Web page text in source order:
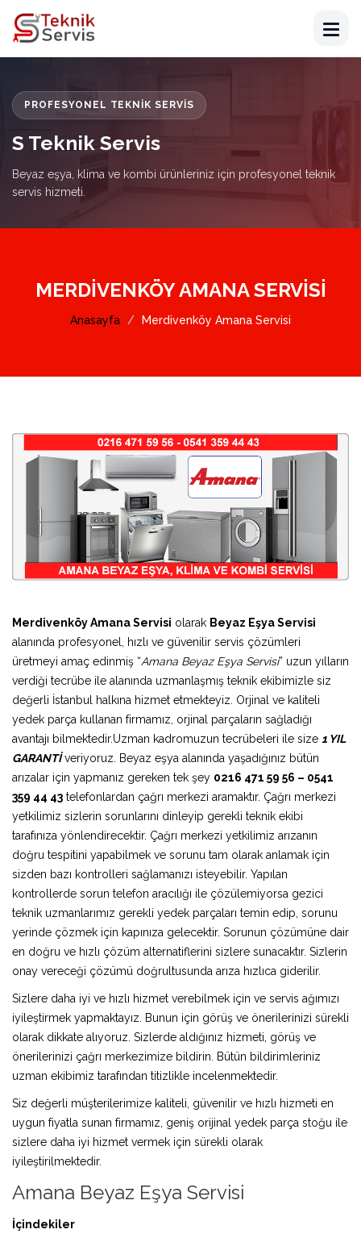
PROFESYONEL TEKNIK SERVIS
S Teknik Servis
Beyaz eşya, klima ve kombi ürünleriniz için profesyonel teknik
servis hizmeti.
MERDIVENKÖY AMANA SERVISI
Anasayfa Merdivenköy Amana Servisi
Merdivenköy Amana Servisi olarak Beyaz Eşya Servisi
alanında profesyonel, hızlı ve güvenilir servis çözümleri
üretmeyi amaç edinmiş “Amana Beyaz Eşya Servisi” uzun yılların
verdiği tecrübe ile alanında uzmanlaşmış teknik ekibimizle siz
değerli İstanbul halkına hizmet etmekteyiz. Orjinal ve kaliteli
yedek parça kullanan firmamız, orjinal parçaların sağladığı
avantajı bilmektedir.Uzman kadromuzun tecrübeleri ile size 1 YIL
GARANTİveriyoruz. Beyaz eşya alanında yaşadığınız bütün
arızalar için yapmanız gereken tek şey 0216 471 59 56 – 0541
359 44 43 telefonlardan çağrı merkezi aramaktır. Çağrı merkezi
yetkilimiz sizlerin sorunlarını dinleyip gerekli teknik ekibi
tarafınıza yönlendirecektir. Çağrı merkezi yetkilimiz arızanın
doğru tespitini yapabilmek ve sorunu tam olarak anlamak için
sizden bazı kontrolleri sağlamanızı isteyebilir. Yapılan
kontrollerde sorun telefon aracılığı ile çözülemiyorsa gezici
teknik uzmanlarımız gerekli yedek parçaları temin edip, sorunu
yerinde çözmek için kapınıza gelecektir. Sorunun çözümüne dair
en doğru ve hızlı çözüm alternatiflerini sizlere sunacaktır. Sizlerin
onay vereceği çözümü doğrultusunda arıza hızlıca giderilir.
Sizlere daha iyi ve hızlı hizmet verebilmek için ve servis ağımızı
iyileştirmek yapmaktayız. Bunun için görüş ve önerilerinizi sürekli
olarak dikkate alıyoruz. Sizlerde aldığınız hizmeti, görüş ve
önerilerinizi çağrı merkezimize bildirin. Bütün bildirimleriniz
uzman ekibimiz tarafından titizlikle incelenmektedir.
Siz değerli müşterilerimize kaliteli, güvenilir ve hızlı hizmeti en
uygun fiyatla sunan firmamız, geniş orijinal yedek parça stoğu ile
sizlere daha iyi hizmet vermek için sürekli olarak
iyileştirilmektedir.
Amana Beyaz Eşya Servisi
İçindekiler